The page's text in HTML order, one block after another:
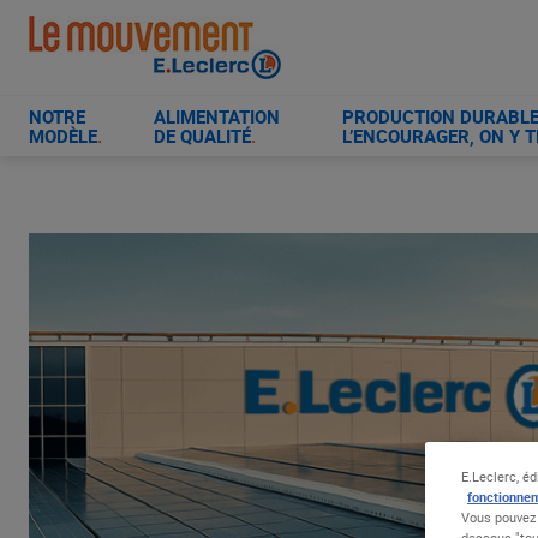
Aller
contenu
NOTRE
MODÈLE.
ALIMENTATION
DE QUALITÉ.
PRODUCTION
L’ENCOURAGER, ON Y
E.Leclerc,
Vous